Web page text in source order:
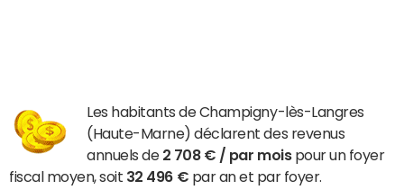
Les habitants de Champigny-lès-Langres
(Haute-Marne) déclarent des revenus
annuels de 2 708 € / par moispour un foyer
fiscal moyen, soit 32 496 € par an et par foyer.